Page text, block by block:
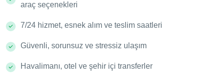
araç seçenekleri
7/24 hizmet, esnek alım ve teslim saatleri
Güvenli, sorunsuz ve stressiz ulaşım
Havalimanı, otel ve şehir içi transferler